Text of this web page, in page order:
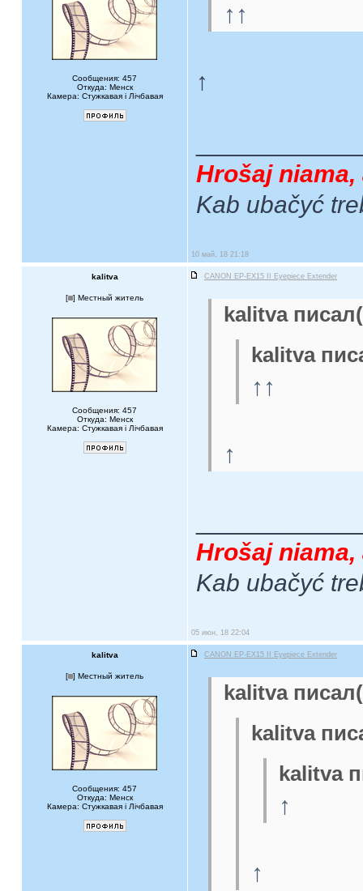
Сообщения: 457
Откуда: Менск
Камера: Стужкавая i Лічбавая
↑↑
↑
Hrošaj
Kab ubačyć
10 май, 18 21:18
kalitva CANON EP-EX15 II Eyepiece Extender
[ ] Местный житель
Сообщения: 457
Откуда: Менск
Камера: Стужкавая i Лічбавая
kalitva
kalitva
↑↑
↑
Hrošaj
Kab ubačyć
05 июн, 18 22:04
kalitva CANON EP-EX15 II Eyepiece Extender
[ ] Местный житель
Сообщения: 457
Откуда: Менск
Камера: Стужкавая i Лічбавая
kalitva
kalitva
kalitva
↑
↑